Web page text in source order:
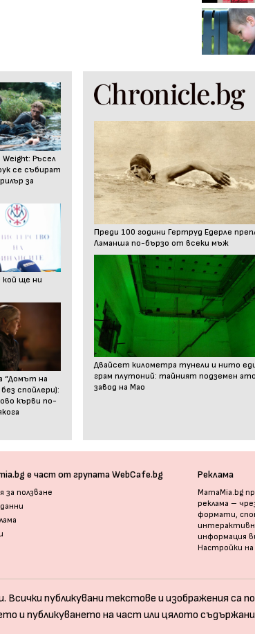
Ръсел
се събират
за
ще ни
“Домът на
спойлери):
кърви по-
Преди 100 години Гертруд Едерле
Ламанша по-бързо от всеки мъж
Двайсет километра тунели и нито
грам плутоний: тайният подземен
завод на Мао
е част от групата WebCafe.bg
за ползване
Реклама
MamaMia.bg
реклама –
формати,
информация
Настройки
публикувани текстове и изображения са
и публикуването на част или цялото